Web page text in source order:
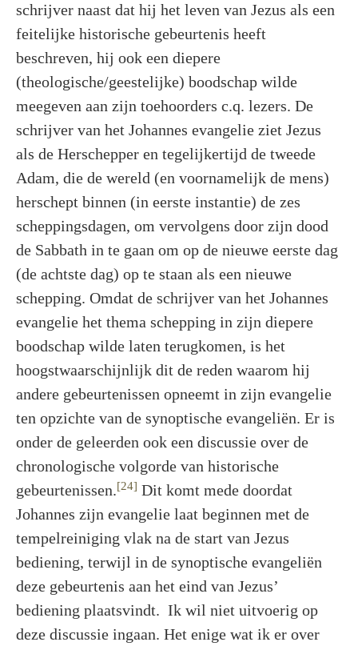
schrijver naast dat hij het leven van Jezus als een
feitelijke historische gebeurtenis heeft
beschreven, hij ook een diepere
(theologische/geestelijke) boodschap wilde
meegeven aan zijn toehoorders c.q. lezers. De
schrijver van het Johannes evangelie ziet Jezus
als de Herschepper en tegelijkertijd de tweede
Adam, die de wereld (en voornamelijk de mens)
herschept binnen (in eerste instantie) de zes
scheppingsdagen, om vervolgens door zijn dood
de Sabbath in te gaan om op de nieuwe eerste dag
(de achtste dag) op te staan als een nieuwe
schepping. Omdat de schrijver van het Johannes
evangelie het thema schepping in zijn diepere
boodschap wilde laten terugkomen, is het
hoogstwaarschijnlijk dit de reden waarom hij
andere gebeurtenissen opneemt in zijn evangelie
ten opzichte van de synoptische evangeliën. Er is
onder de geleerden ook een discussie over de
chronologische volgorde van historische
gebeurtenissen.[24] Dit komt mede doordat
Johannes zijn evangelie laat beginnen met de
tempelreiniging vlak na de start van Jezus
bediening, terwijl in de synoptische evangeliën
deze gebeurtenis aan het eind van Jezus’
bediening plaatsvindt. Ik wil niet uitvoerig op
deze discussie ingaan. Het enige wat ik er over